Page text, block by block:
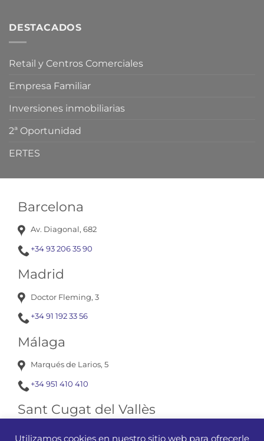
Barcelona
Av. Diagonal, 682
+34 93 206 35 90
Madrid
Doctor Fleming, 3
+34 91 192 33 56
Málaga
Marqués de Larios, 5
+34 951 410 410
Sant Cugat del Vallès
DESTACADOS
Retail y Centros Comerciales
Empresa Familiar
Inversiones inmobiliarias
2ª Oportunidad
ERTES
Utilizamos cookies en nuestro sitio web para ofrecerle